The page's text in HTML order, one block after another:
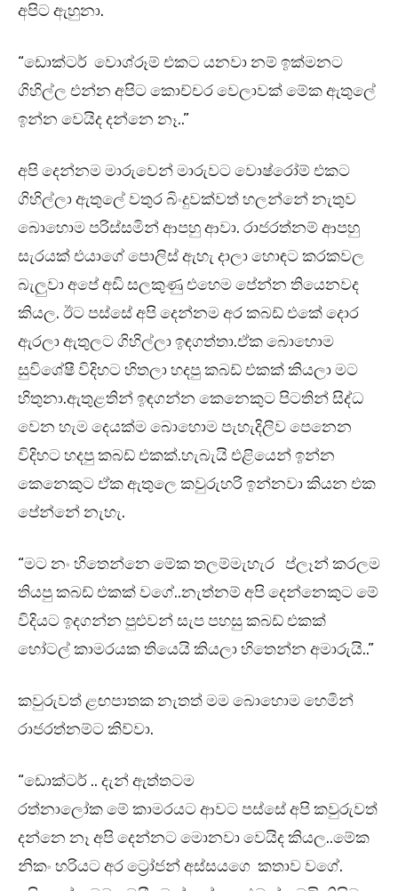
අපිට ඇහුනා.
“ඩොක්ටර් වොශ්රූම් එකට යනවා නම් ඉක්මනට
ගිහිල්ල එන්න අපිට කොච්චර වෙලාවක් මේක ඇතුලේ
ඉන්න වෙයිද දන්නෙ නෑ..”
අපි දෙන්නම මාරුවෙන් මාරුවට වොෂ්රෝම් එකට
ගිහිල්ලා ඇතුලේ වතුර බිංදුවක්වත් හලන්නේ නැතුව
බොහොම පරිස්සමින් ආපහු ආවා. රාජරත්නම් ආපහු
සැරයක් එයාගේ පොලිස් ඇහැ දාලා හොඳට කරකවල
බැලුවා අපේ අඩි සලකුණු එහෙම පේන්න තියෙනවද
කියල. ඊට පස්සේ අපි දෙන්නම අර කබඩ් එකේ දොර
ඇරලා ඇතුලට ගිහිල්ලා ඉඳගත්තා.ඒක බොහොම
සුවිශේෂී විදිහට හිතලා හදපු කබඩ් එකක් කියලා මට
හිතුනා.ඇතුළතින් ඉඳගන්න කෙනෙකුට පිටතින් සිද්ධ
වෙන හැම දෙයක්ම බොහොම පැහැදිලිව පෙනෙන
විදිහට හදපු කබඩ් එකක්.හැබැයි එළියෙන් ඉන්න
කෙනෙකුට ඒක ඇතුලෙ කවුරුහරි ඉන්නවා කියන එක
පේන්නේ නැහැ.
“මට නං හිතෙන්නෙ මේක තලම්මැහැර ප්ලෑන් කරලම
තියපු කබඩ් එකක් වගේ..නැත්නම් අපි දෙන්නෙකුට මේ
විදියට ඉදගන්න පුළුවන් සැප පහසු කබඩ් එකක්
හෝටල් කාමරයක තියෙයි කියලා හිතෙන්න අමාරුයි..”
කවුරුවත් ළඟපාතක නැතත් මම බොහොම හෙමින්
රාජරත්නම්ට කිව්වා.
“ඩොක්ටර් .. දැන් ඇත්තටම
රත්නාලෝක මේ කාමරයට ආවට පස්සේ අපි කවුරුවත්
දන්නෙ නෑ අපි දෙන්නට මොනවා වෙයිද කියල..මේක
නිකං හරියට අර ට්‍රෝජන් අස්සයගෙ කතාව වගේ.